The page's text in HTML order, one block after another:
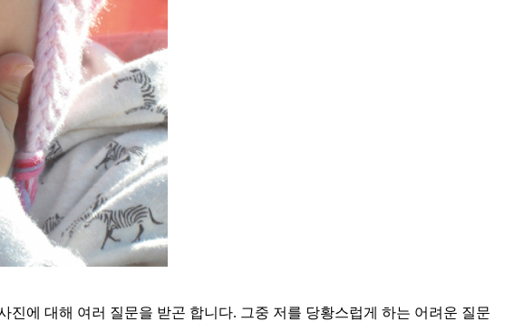
에 대해 여러 질문을 받곤 합니다. 그중 저를 당황스럽게 하는 어려운 질문